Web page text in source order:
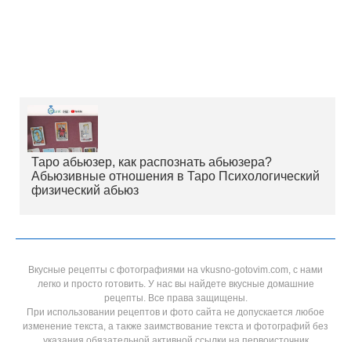
Таро абьюзер, как распознать абьюзера?
Абьюзивные отношения в Таро Психологический
физический абьюз
Вкусные рецепты с фотографиями на vkusno-gotovim.com, с нами
легко и просто готовить. У нас вы найдете вкусные домашние
рецепты. Все права защищены.
При использовании рецептов и фото сайта не допускается любое
изменение текста, а также заимствование текста и фотографий без